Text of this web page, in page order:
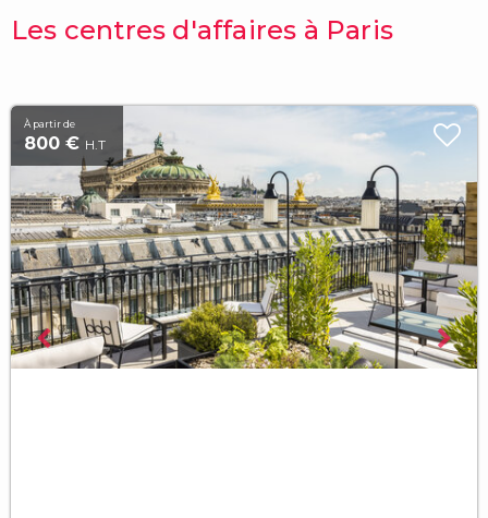
Les centres d'affaires à Paris
À partir de
800 € H.T